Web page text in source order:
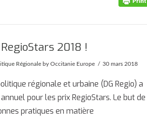
2018 !
Régionale by Occitanie Europe 30 mars 2018
régionale et urbaine (DG Regio) a
pour les prix RegioStars. Le but de
pratiques en matière